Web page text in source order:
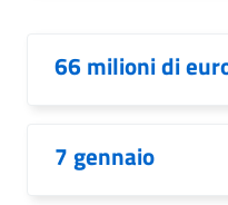
66 milioni di
7 gennaio